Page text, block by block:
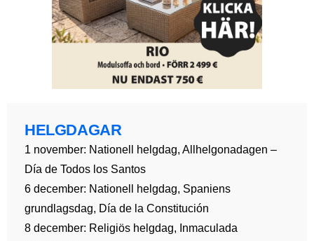
HELGDAGAR
1 november: Nationell helgdag, Allhelgonadagen –
Día de Todos los Santos
6 december: Nationell helgdag, Spaniens
grundlagsdag, Día de la Constitución
8 december: Religiös helgdag, Inmaculada